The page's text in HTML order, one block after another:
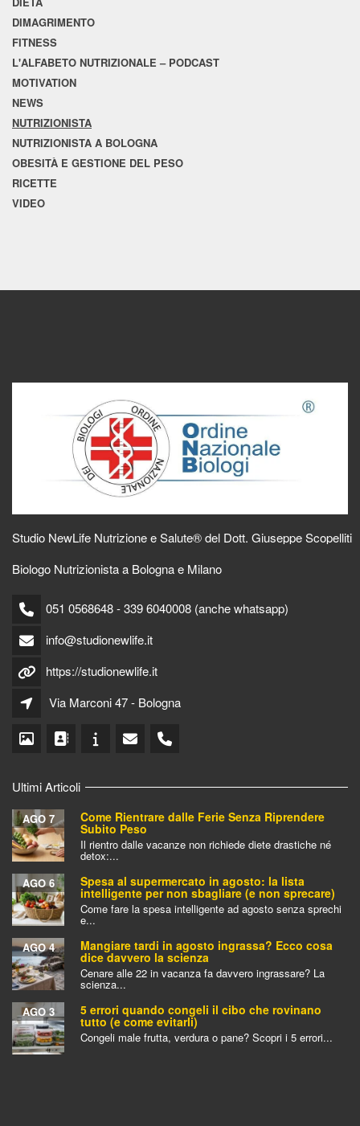
DIMAGRIMENTO
FITNESS
L'ALFABETO NUTRIZIONALE – PODCAST
MOTIVATION
NEWS
NUTRIZIONISTA
NUTRIZIONISTA A BOLOGNA
OBESITÀ E GESTIONE DEL PESO
RICETTE
VIDEO
Studio NewLife Nutrizione e Salute® del Dott. Giuseppe Scopelliti
Biologo Nutrizionista a Bologna e Milano
051 0568648 - 339 6040008 (anche whatsapp)
info@studionewlife.it
https://studionewlife.it
Via Marconi 47 - Bologna
Ultimi Articoli
Come Rientrare dalle Ferie Senza Riprendere
Subito Peso
AGO 7
Il rientro dalle vacanze non richiede diete drastiche né
detox:...
Spesa al supermercato in agosto: la lista
intelligente per non sbagliare (e non sprecare)
AGO 6
Come fare la spesa intelligente ad agosto senza sprechi
e...
Mangiare tardi in agosto ingrassa? Ecco cosa
dice davvero la scienza
AGO 4
Cenare alle 22 in vacanza fa davvero ingrassare? La
scienza...
5 errori quando congeli il cibo che rovinano
tutto (e come evitarli)
AGO 3
Congeli male frutta, verdura o pane? Scopri i 5 errori...